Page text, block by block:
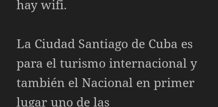
hay wifi.
La Ciudad Santiago de Cuba es
para el turismo internacional y
también el Nacional en primer
lugar uno de las